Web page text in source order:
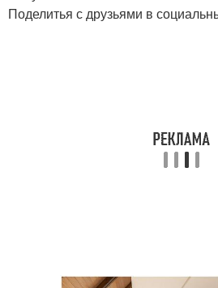
Поделитья с друзьями в